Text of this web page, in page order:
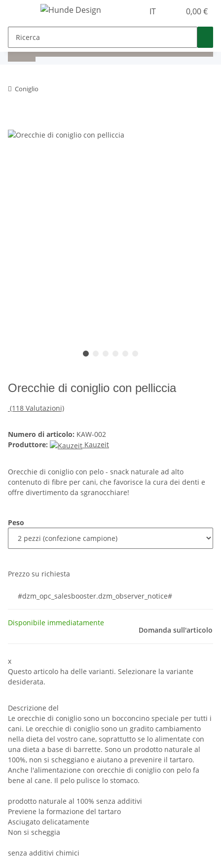
IT 0,00 €
Coniglio
Orecchie di coniglio con pelliccia
(118 Valutazioni)
Numero di articolo: KAW-002
Produttore:
Kauzeit
Orecchie di coniglio con pelo - snack naturale ad alto
contenuto di fibre per cani, che favorisce la cura dei denti e
offre divertimento da sgranocchiare!
Peso
Prezzo su richiesta
#dzm_opc_salesbooster.dzm_observer_notice#
Disponibile immediatamente
Domanda sull'articolo
x
Questo articolo ha delle varianti. Selezionare la variante
desiderata.
Descrizione del
Le orecchie di coniglio sono un bocconcino speciale per tutti i
cani. Le orecchie di coniglio sono un gradito cambiamento
nella dieta del vostro cane, soprattutto se lo alimentate con
una dieta a base di barrette. Sono un prodotto naturale al
100%, non si scheggiano e aiutano a prevenire il tartaro.
Anche l'alimentazione con orecchie di coniglio con pelo fa
bene al cane. Il pelo pulisce lo stomaco.
prodotto naturale al 100% senza additivi
Previene la formazione del tartaro
Asciugato delicatamente
Non si scheggia
senza additivi chimici